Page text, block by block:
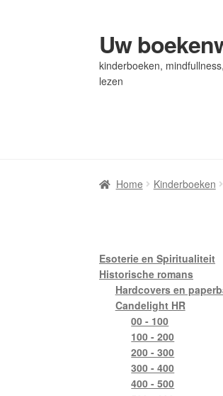
Ga
door
naar
Ga
naar
de
Uw
kinderboeken,
lezen
Home Kinderboeken
Esoterie en Spiritualiteit
Historische romans
Hardcovers en
Candelight HR
00 - 100
100 - 200
200 - 300
300 - 400
400 - 500